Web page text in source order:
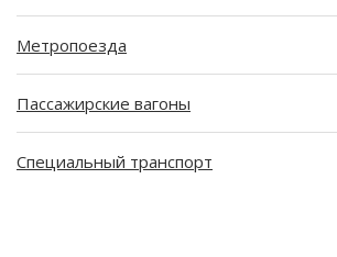
Метропоезда
Пассажирские вагоны
Специальный транспорт